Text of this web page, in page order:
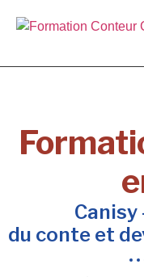
Canisy
du conte et